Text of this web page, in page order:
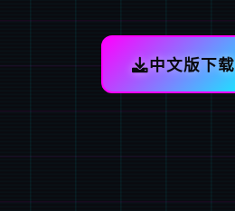
中文版下载